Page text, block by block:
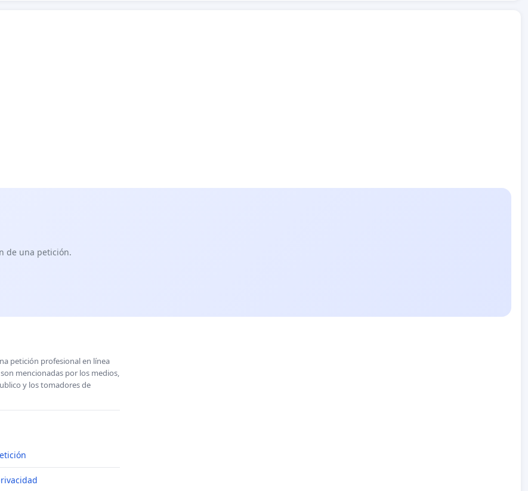
de una petición.
petición profesional en línea
mencionadas por los medios,
y los tomadores de